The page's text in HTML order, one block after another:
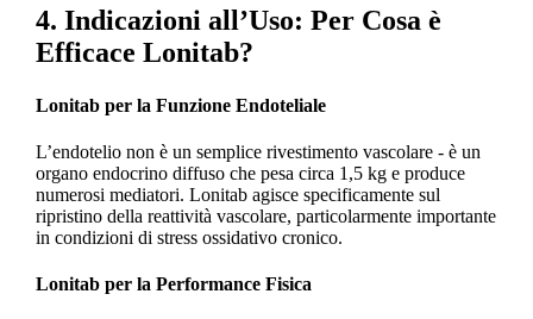
4. Indicazioni all’Uso: Per Cosa è
Efficace Lonitab?
Lonitab per la Funzione Endoteliale
L’endotelio non è un semplice rivestimento vascolare - è un
organo endocrino diffuso che pesa circa 1,5 kg e produce
numerosi mediatori. Lonitab agisce specificamente sul
ripristino della reattività vascolare, particolarmente importante
in condizioni di stress ossidativo cronico.
Lonitab per la Performance Fisica